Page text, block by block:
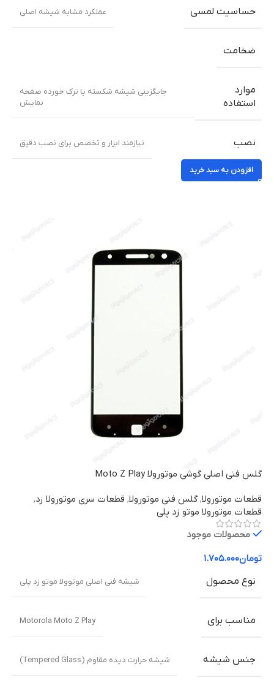
حساسیت لمسی عملکرد مشابه شیشه اصلی
ضخامت
موارد
استفاده
جایگزینی شیشه شکسته یا ترک خورده صفحه
نمایش
نصب نیازمند ابزار و تخصص برای نصب دقیق
افزودن به سبد خرید
گلس فنی اصلی گوشی موتورولا Moto Z Play
قطعات موتورولا, گلس فنی موتورولا, قطعات سری موتورولا زد,
قطعات موتورولا موتو زد پلی
محصولات موجود
تومان۱.۷۰۵.۰۰۰
نوع محصول
شیشه فنی اصلی موتوولا موتو زد پلی
مناسب برای Motorola Moto Z Play
جنس شیشه شیشه حرارت دیده مقاوم (Tempered Glass)